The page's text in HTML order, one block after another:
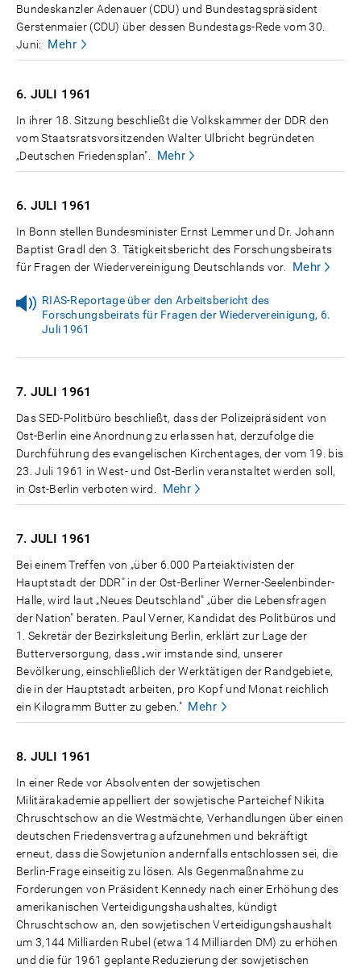
Bundeskanzler Adenauer (CDU) und Bundestagspräsident
Gerstenmaier (CDU) über dessen Bundestags-Rede vom 30.
Juni:
Mehr
6. JULI 1961
In ihrer 18. Sitzung beschließt die Volkskammer der DDR den
vom Staatsratsvorsitzenden Walter Ulbricht begründeten
„Deutschen Friedensplan".
Mehr
6. JULI 1961
In Bonn stellen Bundesminister Ernst Lemmer und Dr. Johann
Baptist Gradl den 3. Tätigkeitsbericht des Forschungsbeirats
für Fragen der Wiedervereinigung Deutschlands vor.
Mehr
RIAS-Reportage über den Arbeitsbericht des
Forschungsbeirats für Fragen der Wiedervereinigung, 6.
Juli 1961
7. JULI 1961
Das SED-Politbüro beschließt, dass der Polizeipräsident von
Ost-Berlin eine Anordnung zu erlassen hat, derzufolge die
Durchführung des evangelischen Kirchentages, der vom 19. bis
23. Juli 1961 in West- und Ost-Berlin veranstaltet werden soll,
in Ost-Berlin verboten wird.
Mehr
7. JULI 1961
Bei einem Treffen von „über 6.000 Parteiaktivisten der
Hauptstadt der DDR" in der Ost-Berliner Werner-Seelenbinder-
Halle, wird laut „Neues Deutschland" „über die Lebensfragen
der Nation" beraten. Paul Verner, Kandidat des Politbüros und
1. Sekretär der Bezirksleitung Berlin, erklärt zur Lage der
Butterversorgung, dass „wir imstande sind, unserer
Bevölkerung, einschließlich der Werktätigen der Randgebiete,
die in der Hauptstadt arbeiten, pro Kopf und Monat reichlich
ein Kilogramm Butter zu geben." Mehr
8. JULI 1961
In einer Rede vor Absolventen der sowjetischen
Militärakademie appelliert der sowjetische Parteichef Nikita
Chruschtschow an die Westmächte, Verhandlungen über einen
deutschen Friedensvertrag aufzunehmen und bekräftigt
erneut, dass die Sowjetunion andernfalls entschlossen sei, die
Berlin-Frage einseitig zu lösen. Als Gegenmaßnahme zu
Forderungen von Präsident Kennedy nach einer Erhöhung des
amerikanischen Verteidigungshaushaltes, kündigt
Chruschtschow an, den sowjetischen Verteidigungshaushalt
um 3,144 Milliarden Rubel (etwa 14 Milliarden DM) zu erhöhen
und die für 1961 geplante Reduzierung der sowjetischen